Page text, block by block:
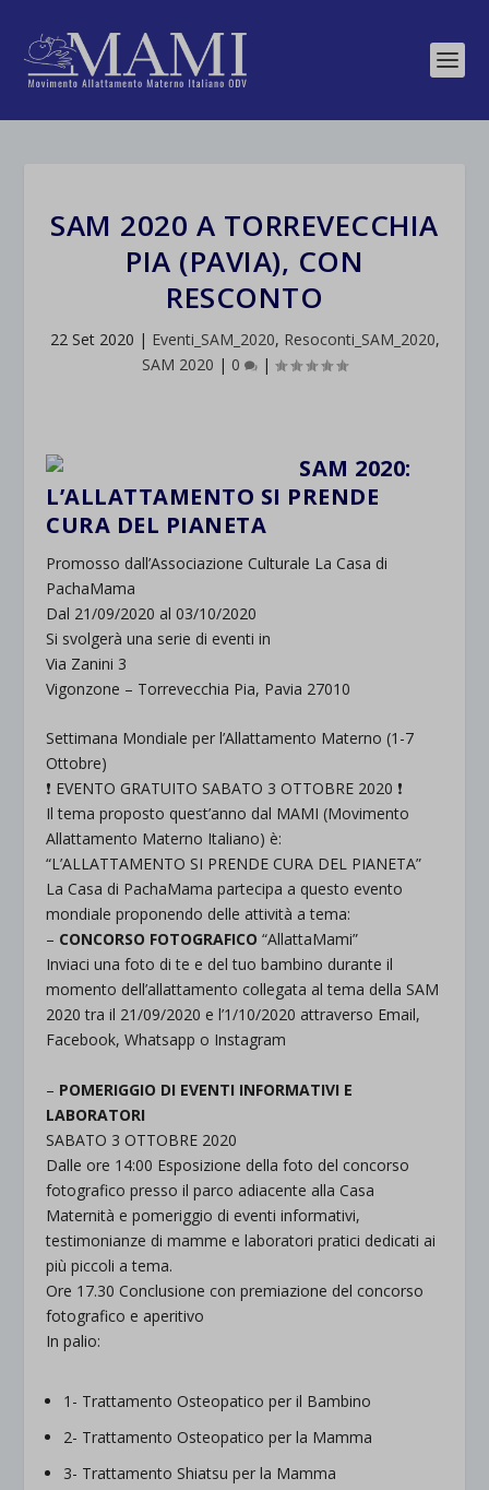
SAM 2020 A TORREVECCHIA
PIA (PAVIA), CON
RESCONTO
22 Set 2020 | Eventi_SAM_2020, Resoconti_SAM_2020,
SAM 2020 | 0 |
SAM 2020:
L’ALLATTAMENTO SI PRENDE
CURA DEL PIANETA
Promosso dall’Associazione Culturale La Casa di
PachaMama
Dal 21/09/2020 al 03/10/2020
Si svolgerà una serie di eventi in
Via Zanini 3
Vigonzone – Torrevecchia Pia, Pavia 27010
Settimana Mondiale per l’Allattamento Materno (1-7
Ottobre)
❗ EVENTO GRATUITO SABATO 3 OTTOBRE 2020 ❗
Il tema proposto quest’anno dal MAMI (Movimento
Allattamento Materno Italiano) è:
“L’ALLATTAMENTO SI PRENDE CURA DEL PIANETA”
La Casa di PachaMama partecipa a questo evento
mondiale proponendo delle attività a tema:
– CONCORSO FOTOGRAFICO “AllattaMami”
Inviaci una foto di te e del tuo bambino durante il
momento dell’allattamento collegata al tema della SAM
2020 tra il 21/09/2020 e l’1/10/2020 attraverso Email,
Facebook, Whatsapp o Instagram
– POMERIGGIO DI EVENTI INFORMATIVI E
LABORATORI
SABATO 3 OTTOBRE 2020
Dalle ore 14:00 Esposizione della foto del concorso
fotografico presso il parco adiacente alla Casa
Maternità e pomeriggio di eventi informativi,
testimonianze di mamme e laboratori pratici dedicati ai
più piccoli a tema.
Ore 17.30 Conclusione con premiazione del concorso
fotografico e aperitivo
In palio:
1- Trattamento Osteopatico per il Bambino
2- Trattamento Osteopatico per la Mamma
3- Trattamento Shiatsu per la Mamma